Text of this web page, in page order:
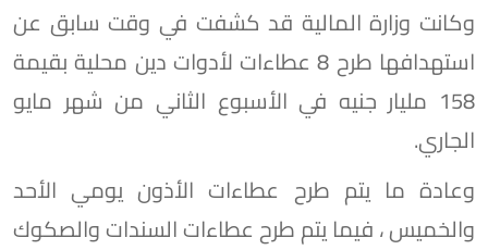
وكانت وزارة المالية قد كشفت في وقت سابق عن
استهدافها طرح 8 عطاءات لأدوات دين محلية بقيمة
158 مليار جنيه في الأسبوع الثاني من شهر مايو
الجاري.
وعادة ما يتم طرح عطاءات الأذون يومي الأحد
والخميس ، فيما يتم طرح عطاءات السندات والصكوك